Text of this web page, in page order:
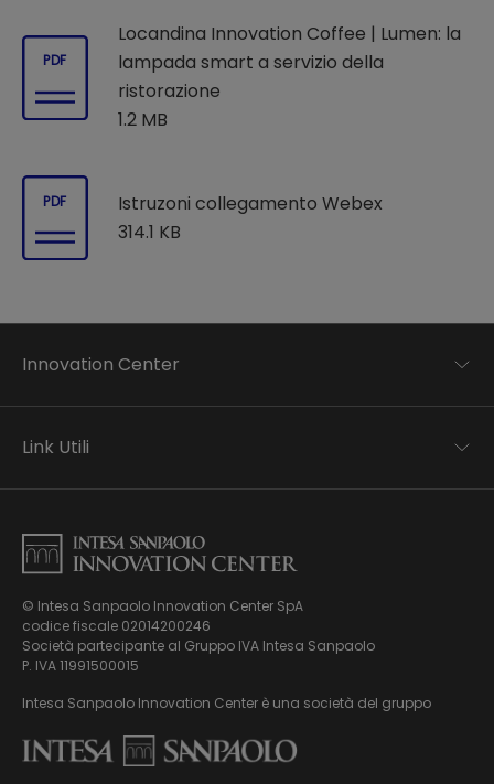
PDF
Locandina Innovation Coffee | Lumen: la
lampada smart a servizio della
ristorazione
1.2 MB
PDF
Istruzoni collegamento Webex
314.1 KB
© Intesa Sanpaolo Innovation Center SpA
codice fiscale 02014200246
Società partecipante al Gruppo IVA Intesa Sanpaolo
P. IVA 11991500015
Intesa Sanpaolo Innovation Center è una società del gruppo
Innovation Center
Applied research
Business transformation
Chi siamo
News ed Eventi
Podcast
Virtual Tour
Link Utili
Informativa Privacy
Informativa Privacy Careers
Privacy e Cookie Policy
Mappa del sito
Whistleblowing
Modello di gestione, organizzazione e controllo ex Dlgs.